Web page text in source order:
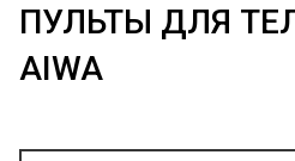
ПУЛЬТЫ ДЛЯ
AIWA